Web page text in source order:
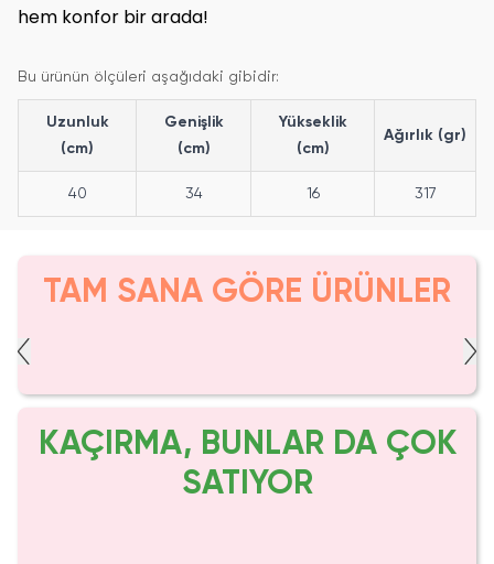
hem konfor bir arada!
Bu ürünün ölçüleri aşağıdaki gibidir:
Uzunluk
(cm)
Genişlik
(cm)
Yükseklik
(cm)
Ağırlık (gr)
40 34 16 317
TAM SANA GÖRE ÜRÜNLER
KAÇIRMA, BUNLAR DA ÇOK
SATIYOR